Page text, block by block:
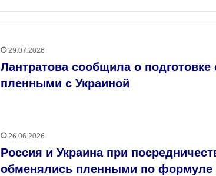
29.07.2026
Лантратова сообщила о подготовке
пленными с Украиной
26.06.2026
Россия и Украина при
обменялись пленными по формуле